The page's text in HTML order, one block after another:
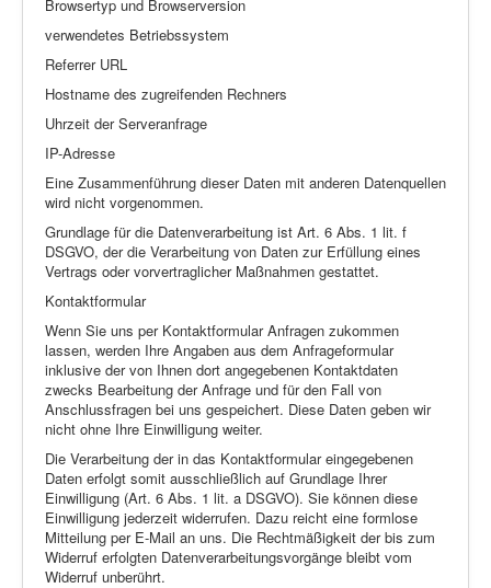
Browsertyp und Browserversion
verwendetes Betriebssystem
Referrer URL
Hostname des zugreifenden Rechners
Uhrzeit der Serveranfrage
IP-Adresse
Eine Zusammenführung dieser Daten mit anderen Datenquellen
wird nicht vorgenommen.
Grundlage für die Datenverarbeitung ist Art. 6 Abs. 1 lit. f
DSGVO, der die Verarbeitung von Daten zur Erfüllung eines
Vertrags oder vorvertraglicher Maßnahmen gestattet.
Kontaktformular
Wenn Sie uns per Kontaktformular Anfragen zukommen
lassen, werden Ihre Angaben aus dem Anfrageformular
inklusive der von Ihnen dort angegebenen Kontaktdaten
zwecks Bearbeitung der Anfrage und für den Fall von
Anschlussfragen bei uns gespeichert. Diese Daten geben wir
nicht ohne Ihre Einwilligung weiter.
Die Verarbeitung der in das Kontaktformular eingegebenen
Daten erfolgt somit ausschließlich auf Grundlage Ihrer
Einwilligung (Art. 6 Abs. 1 lit. a DSGVO). Sie können diese
Einwilligung jederzeit widerrufen. Dazu reicht eine formlose
Mitteilung per E-Mail an uns. Die Rechtmäßigkeit der bis zum
Widerruf erfolgten Datenverarbeitungsvorgänge bleibt vom
Widerruf unberührt.